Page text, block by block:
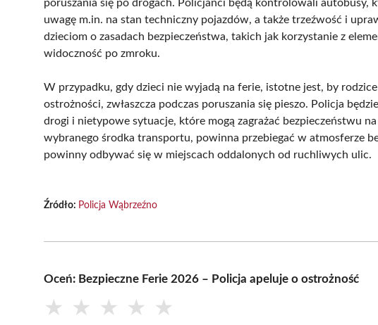
poruszania się po drogach. Policjanci będą kontrolowali autobusy,
uwagę m.in. na stan techniczny pojazdów, a także trzeźwość i
dzieciom o zasadach bezpieczeństwa, takich jak korzystanie z
widoczność po zmroku.
W przypadku, gdy dzieci nie wyjadą na ferie, istotne jest, by
ostrożności, zwłaszcza podczas poruszania się pieszo. Policja
drogi i nietypowe sytuacje, które mogą zagrażać bezpieczeństwu
wybranego środka transportu, powinna przebiegać w atmosferze
powinny odbywać się w miejscach oddalonych od ruchliwych ulic.
Źródło: Policja Wąbrzeźno
Oceń: Bezpieczne Ferie 2026 – Policja apeluje o ostrożność
★ ★ ★ ★ ★